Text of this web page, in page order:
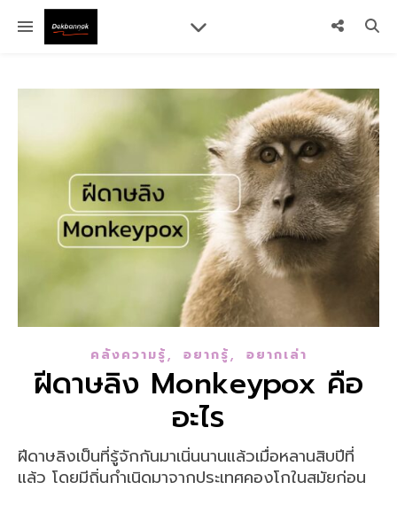
คลังความรู้, อยากรู้, อยากเล่า
ฝีดาษลิง Monkeypox คือ
อะไร
ฝีดาษลิงเป็นที่รู้จักกันมาเนิ่นนานแล้วเมื่อหลานสิบปีที่
แล้ว โดยมีถิ่นกำเนิดมาจากประเทศคองโกในสมัยก่อน